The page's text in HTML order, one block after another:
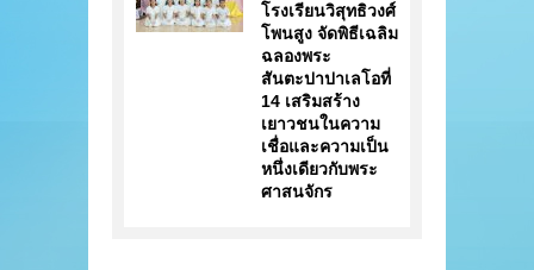
โรงเรียนวิสุทธิวงศ์
โพนสูง จัดพิธีเฉลิม
ฉลองพระ
สันตะปาปาเลโอที่
14 เสริมสร้าง
เยาวชนในความ
เชื่อและความเป็น
หนึ่งเดียวกับพระ
ศาสนจักร